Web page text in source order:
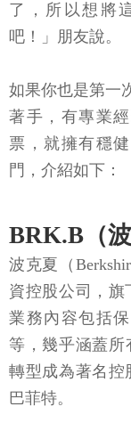
了，所以想將
吧！」朋友說。
如果你也是第一
著手，有專業
票，就擁有穩
門，介紹如下：
BRK.B（波
波克夏（
資控股公司，旗
業務內容包括
等，幾乎涵蓋所
轉型成為著名控
巴菲特。